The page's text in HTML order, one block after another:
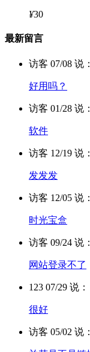
¥30
最新留言
访客 07/08 说：
好用吗？
访客 01/28 说：
软件
访客 12/19 说：
发发发
访客 12/05 说：
时光宝盒
访客 09/24 说：
网站登录不了
123 07/29 说：
很好
访客 05/02 说：